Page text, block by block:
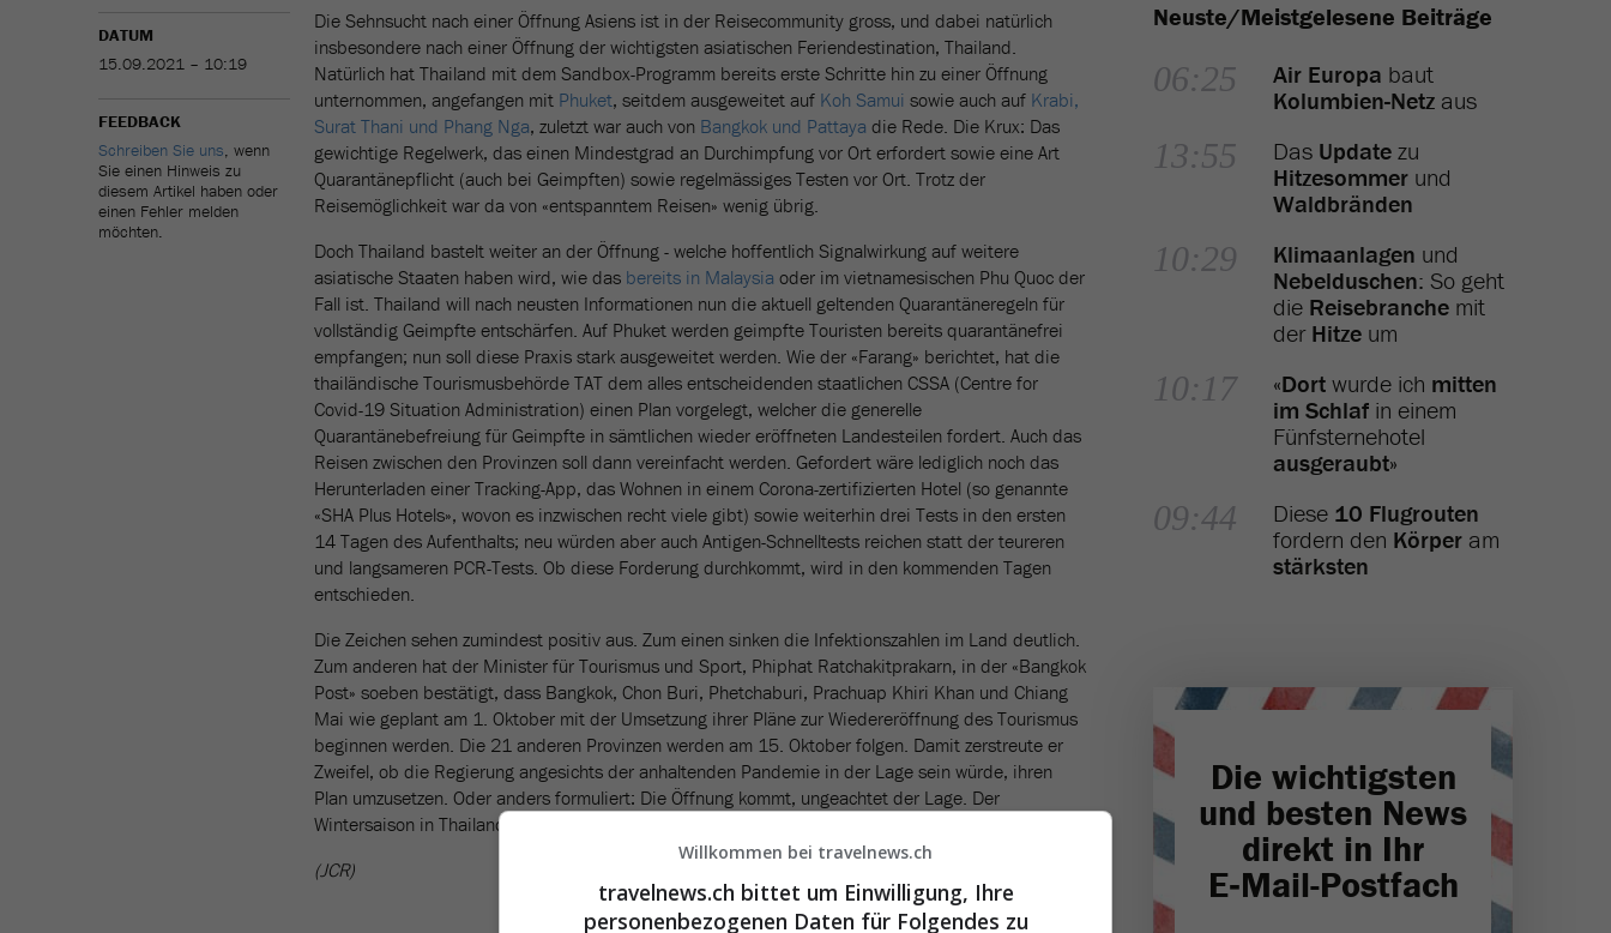
DATUM
15.09.2021 – 10:19
FEEDBACK
Schreiben Sie uns, wenn
Sie einen Hinweis zu
diesem Artikel haben oder
einen Fehler melden
möchten.
Die Sehnsucht nach einer Öffnung Asiens ist in der Reisecommunity gross, und dabei natürlich
insbesondere nach einer Öffnung der wichtigsten asiatischen Feriendestination, Thailand.
Natürlich hat Thailand mit dem Sandbox-Programm bereits erste Schritte hin zu einer Öffnung
unternommen, angefangen mit Phuket, seitdem ausgeweitet auf Koh Samui sowie auch auf Krabi,
Surat Thani und Phang Nga, zuletzt war auch von Bangkok und Pattaya die Rede. Die Krux: Das
gewichtige Regelwerk, das einen Mindestgrad an Durchimpfung vor Ort erfordert sowie eine Art
Quarantänepflicht (auch bei Geimpften) sowie regelmässiges Testen vor Ort. Trotz der
Reisemöglichkeit war da von «entspanntem Reisen» wenig übrig.
Doch Thailand bastelt weiter an der Öffnung - welche hoffentlich Signalwirkung auf weitere
asiatische Staaten haben wird, wie das bereits in Malaysia oder im vietnamesischen Phu Quoc der
Fall ist. Thailand will nach neusten Informationen nun die aktuell geltenden Quarantäneregeln für
vollständig Geimpfte entschärfen. Auf Phuket werden geimpfte Touristen bereits quarantänefrei
empfangen; nun soll diese Praxis stark ausgeweitet werden. Wie der «Farang» berichtet, hat die
thailändische Tourismusbehörde TAT dem alles entscheidenden staatlichen CSSA (Centre for
Covid-19 Situation Administration) einen Plan vorgelegt, welcher die generelle
Quarantänebefreiung für Geimpfte in sämtlichen wieder eröffneten Landesteilen fordert. Auch das
Reisen zwischen den Provinzen soll dann vereinfacht werden. Gefordert wäre lediglich noch das
Herunterladen einer Tracking-App, das Wohnen in einem Corona-zertifizierten Hotel (so genannte
«SHA Plus Hotels», wovon es inzwischen recht viele gibt) sowie weiterhin drei Tests in den ersten
14 Tagen des Aufenthalts; neu würden aber auch Antigen-Schnelltests reichen statt der teureren
und langsameren PCR-Tests. Ob diese Forderung durchkommt, wird in den kommenden Tagen
entschieden.
Die Zeichen sehen zumindest positiv aus. Zum einen sinken die Infektionszahlen im Land deutlich.
Zum anderen hat der Minister für Tourismus und Sport, Phiphat Ratchakitprakarn, in der «Bangkok
Post» soeben bestätigt, dass Bangkok, Chon Buri, Phetchaburi, Prachuap Khiri Khan und Chiang
Mai wie geplant am 1. Oktober mit der Umsetzung ihrer Pläne zur Wiedereröffnung des Tourismus
beginnen werden. Die 21 anderen Provinzen werden am 15. Oktober folgen. Damit zerstreute er
Zweifel, ob die Regierung angesichts der anhaltenden Pandemie in der Lage sein würde, ihren
Plan umzusetzen. Oder anders formuliert: Die Öffnung kommt, ungeachtet der Lage. Der
Wintersaison in Thailand dürfte, abgesehen von den Auflagen, kaum etwas im Weg stehen.
(JCR)
Neuste/Meistgelesene Beiträge
06:25 Air Europa baut
Kolumbien-Netz aus
13:55 Das Update zu
Hitzesommer und
Waldbränden
10:29 Klimaanlagen und
Nebelduschen: So geht
die Reisebranche mit
der Hitze um
10:17 «Dort wurde ich mitten
im Schlaf in einem
Fünfsternehotel
ausgeraubt»
09:44 Diese 10 Flugrouten
fordern den Körper am
stärksten
Die wichtigsten
und besten News
direkt in Ihr
E‑Mail-Postfach
Willkommen bei travelnews.ch
travelnews.ch bittet um Einwilligung, Ihre
personenbezogenen Daten für Folgendes zu